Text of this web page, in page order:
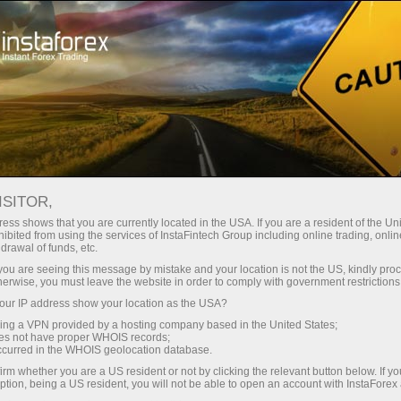
Con InstaForex obtiene acceso a
competitivas: apalancamiento de
hasta 1:5000, unos de los mejores
spreads y comisiones del
mercado, así como condiciones
atractivas para operar con
acciones e índices.
Spreads mínimos
Bono del 30%
en cada depósito
Velocidad
en el trading y en la pista
shows that you are currently located in the USA. If you are a resident of the
from using the services of InstaFintech Group including online trading,
of funds, etc.
are seeing this message by mistake and your location is not the US, kindly
you must leave the website in order to comply with government
IP address show your location as the USA?
a VPN provided by a hosting company based in the United States;
not have proper WHOIS records;
in the WHOIS geolocation database.
whether you are a US resident or not by clicking the relevant button below. If
being a US resident, you will not be able to open an account with InstaForex